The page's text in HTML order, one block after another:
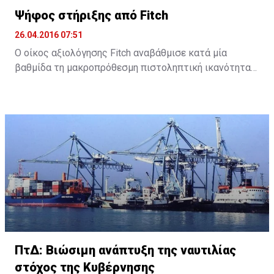
Ψήφος στήριξης από Fitch
26.04.2016 07:51
Ο οίκος αξιολόγησης Fitch αναβάθμισε κατά μία
βαθμίδα τη μακροπρόθεσμη πιστοληπτική ικανότητα
Συγκεκριμένα, ο Fitch ανακοίνωσε ότι αναβάθμισε την
Τράπεζα Κύπρου στο B- από CCC και την Ελληνική σε B
από B-.
Σύμφωνα με την ανακοίνωσή του, ο οίκος αναμένει
πως «κάποια βελτίωση στο οικονομικό περιβάλλον
στην Κύπρο και η εφαρμογή των μεταρρυθμίσεων του
πλαισίου αφερεγγυότητας θα στηρίξει τις
προσπάθειες εγχώριων τραπεζών να διαχειριστούν
και να μειώσουν τον μεγάλο όγκο μη εξυπηρετούμενων
ΠτΔ: Βιώσιμη ανάπτυξη της ναυτιλίας
στόχος της Κυβέρνησης